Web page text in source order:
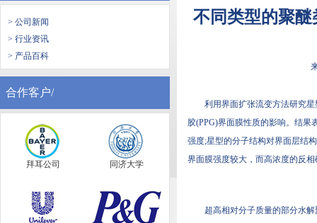
> 公司新闻
> 行业资讯
> 产品百科
合作客户/
拜耳公司 同济大学
不同类型的聚
利用界面扩张流变方法研究星
胶(PPG)界面膜性质的影响。结果
强度;星型的分子结构对界面层结构
界面膜强度较大，而高浓度的反
超高相对分子质量的部分水解